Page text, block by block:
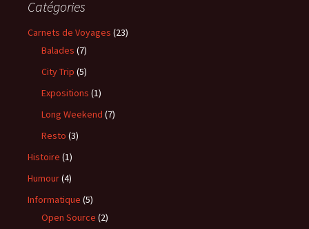
Catégories
Carnets de Voyages (23)
Balades (7)
City Trip (5)
Expositions (1)
Long Weekend (7)
Resto (3)
Histoire (1)
Humour(4)
Informatique (5)
Open Source (2)